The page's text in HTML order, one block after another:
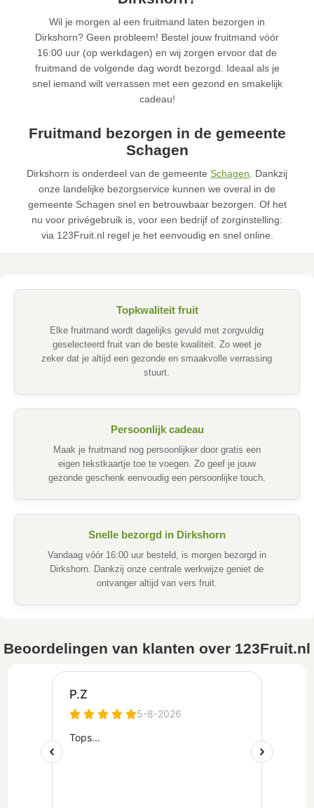
Wil je morgen al een fruitmand laten bezorgen in
Dirkshorn? Geen probleem! Bestel jouw fruitmand vóór
16:00 uur (op werkdagen) en wij zorgen ervoor dat de
fruitmand de volgende dag wordt bezorgd. Ideaal als je
snel iemand wilt verrassen met een gezond en smakelijk
cadeau!
Fruitmand bezorgen in de gemeente
Schagen
Dirkshorn is onderdeel van de gemeente Schagen. Dankzij
onze landelijke bezorgservice kunnen we overal in de
gemeente Schagen snel en betrouwbaar bezorgen. Of het
nu voor privégebruik is, voor een bedrijf of zorginstelling:
via 123Fruit.nl regel je het eenvoudig en snel online.
Topkwaliteit fruit
Elke fruitmand wordt dagelijks gevuld met zorgvuldig
geselecteerd fruit van de beste kwaliteit. Zo weet je
zeker dat je altijd een gezonde en smaakvolle verrassing
stuurt.
Persoonlijk cadeau
Maak je fruitmand nog persoonlijker door gratis een
eigen tekstkaartje toe te voegen. Zo geef je jouw
gezonde geschenk eenvoudig een persoonlijke touch.
Snelle bezorgd in Dirkshorn
Vandaag vóór 16:00 uur besteld, is morgen bezorgd in
Dirkshorn. Dankzij onze centrale werkwijze geniet de
ontvanger altijd van vers fruit.
Beoordelingen van klanten over 123Fruit.nl